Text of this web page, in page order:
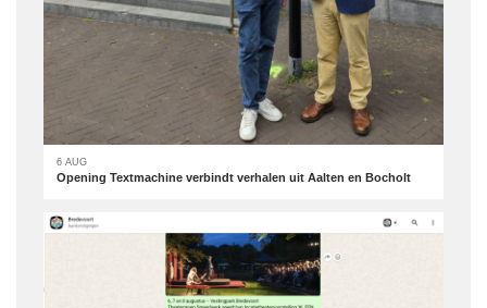
6 AUG
Opening Textmachine verbindt verhalen uit Aalten en Bocholt